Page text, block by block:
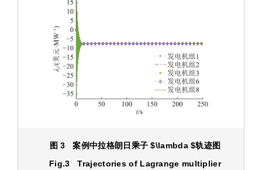
图 3 案例中拉格朗日乘子$\lambda $轨迹图
Fig.3 Trajectories of Lagrange multiplier